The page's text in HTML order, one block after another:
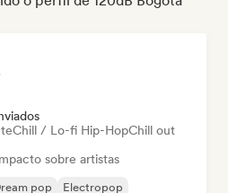
Chill / Lo-fi Hip-HopChill out
sobre artistas
pop
Electropop